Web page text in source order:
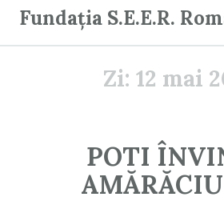
Fundația S.E.E.R.
Zi: 12 mai
POTI